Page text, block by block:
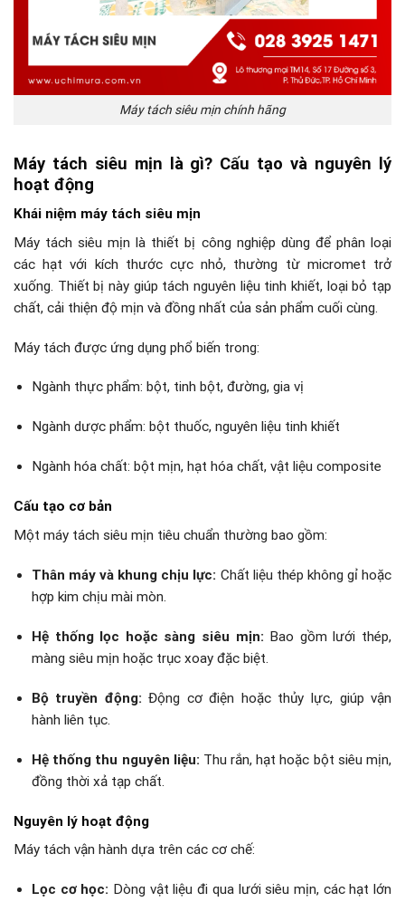
Máy tách siêu mịn chính hãng
Máy tách siêu mịn là gì? Cấu tạo và nguyên lý
hoạt động
Khái niệm máy tách siêu mịn
Máy tách siêu mịn là thiết bị công nghiệp dùng để phân loại
các hạt với kích thước cực nhỏ, thường từ micromet trở
xuống. Thiết bị này giúp tách nguyên liệu tinh khiết, loại bỏ tạp
chất, cải thiện độ mịn và đồng nhất của sản phẩm cuối cùng.
Máy tách được ứng dụng phổ biến trong:
Ngành thực phẩm: bột, tinh bột, đường, gia vị
Ngành dược phẩm: bột thuốc, nguyên liệu tinh khiết
Ngành hóa chất: bột mịn, hạt hóa chất, vật liệu composite
Cấu tạo cơ bản
Một máy tách siêu mịn tiêu chuẩn thường bao gồm:
Thân máy và khung chịu lực: Chất liệu thép không gỉ hoặc
hợp kim chịu mài mòn.
Hệ thống lọc hoặc sàng siêu mịn: Bao gồm lưới thép,
màng siêu mịn hoặc trục xoay đặc biệt.
Bộ truyền động: Động cơ điện hoặc thủy lực, giúp vận
hành liên tục.
Hệ thống thu nguyên liệu: Thu rắn, hạt hoặc bột siêu mịn,
đồng thời xả tạp chất.
Nguyên lý hoạt động
Máy tách vận hành dựa trên các cơ chế:
Lọc cơ học: Dòng vật liệu đi qua lưới siêu mịn, các hạt lớn